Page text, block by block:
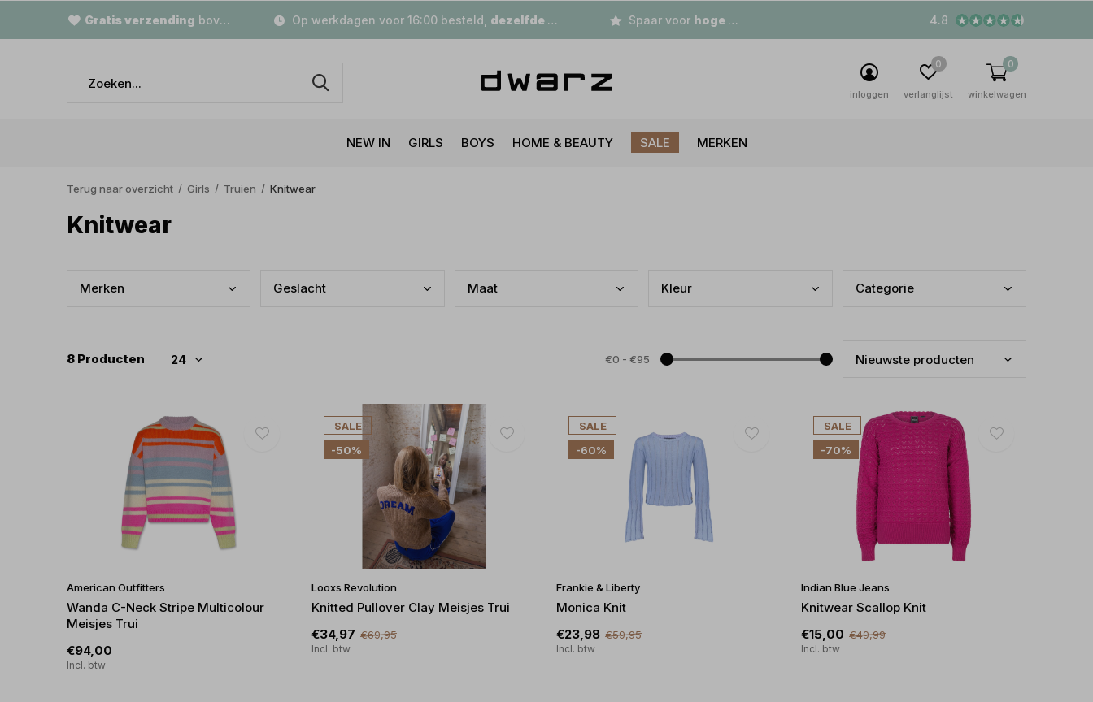
NEW IN GIRLS BOYS HOME & BEAUTY SALE MERKEN
inloggen verlanglijst
0
winkelwagen
0
Gratis verzending boven €79,- Op werkdagen voor 16:00 besteld, dezelfde dag verzondenSpaar voor hoge korting 4.8
Terug naar overzicht Girls Truien Knitwear
Knitwear
Merken Geslacht Maat Kleur Categorie
8 Producten €0 - €95
American Outfitters
Wanda C-Neck Stripe Multicolour
Meisjes Trui
€94,00
Incl. btw
SALE
-50%
Looxs Revolution
Knitted Pullover Clay Meisjes Trui
€34,97 €69,95
Incl. btw
SALE
-60%
Frankie & Liberty
Monica Knit
€23,98 €59,95
Incl. btw
SALE
-70%
Indian Blue Jeans
Knitwear Scallop Knit
€15,00 €49,99
Incl. btw